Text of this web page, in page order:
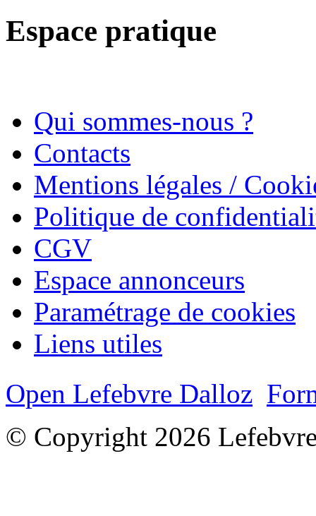
Espace pratique
Qui sommes-nous ?
Contacts
Mentions légales /
Politique de
CGV
Espace annonceurs
Paramétrage de cookies
Liens utiles
Open Lefebvre Dalloz
© Copyright 2026